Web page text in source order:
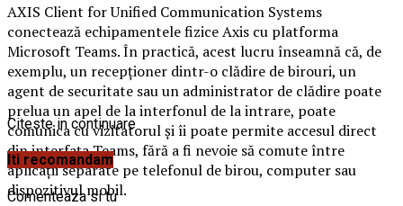
AXIS Client for Unified Communication Systems
conectează echipamentele fizice Axis cu platforma
Microsoft Teams. În practică, acest lucru înseamnă că, de
exemplu, un recepționer dintr-o clădire de birouri, un
agent de securitate sau un administrator de clădire poate
prelua un apel de la interfonul de la intrare, poate
comunica cu vizitatorul și îi poate permite accesul direct
din interfața Teams, fără a fi nevoie să comute între
aplicații separate pe telefonul de birou, computer sau
dispozitivul mobil.
Citeste in continuare
Iti recomandam
Comenteaza si tu